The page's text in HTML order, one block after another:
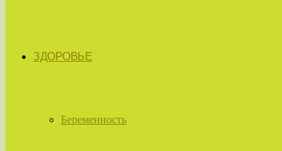
ЗДОРОВЬЕ
Беременность